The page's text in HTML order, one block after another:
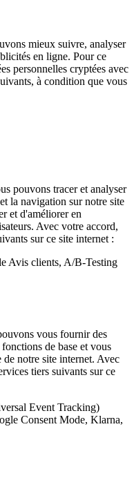
mieux suivre, analyser
en ligne. Pour ce
personnelles cryptées avec
à condition que vous
pouvons tracer et analyser
la navigation sur notre site
et d'améliorer en
Avec votre accord,
sur ce site internet :
Avis clients, A/B-Testing
vous fournir des
de base et vous
notre site internet. Avec
tiers suivants sur ce
Event Tracking)
Consent Mode, Klarna,